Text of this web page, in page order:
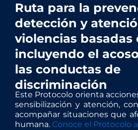
Ruta para la
detección y
violencias basadas
incluyendo el
las conductas de
discriminación
Este Protocolo orienta
sensibilización y atención,
acompañar situaciones que
humana. Conoce el Protocolo